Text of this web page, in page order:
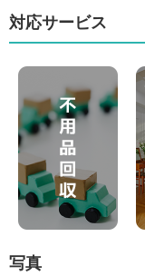
対応サービス
写真